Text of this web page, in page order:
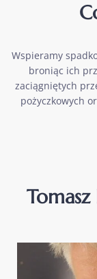
Wspieramy
broniąc ich
zaciągniętych
pożyczkowych